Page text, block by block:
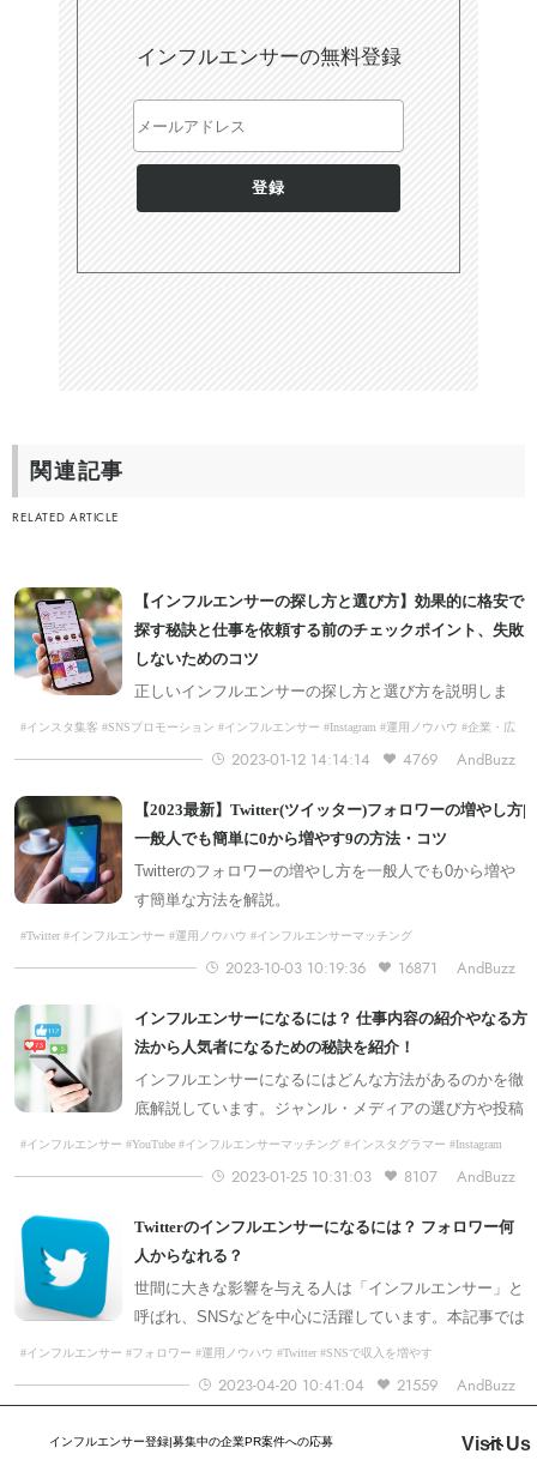
インフルエンサー登録|募集中の企業PR案件への応募 Visit Us
関連記事
RELATED ARTICLE
【インフルエンサーの探し方と選び方】効果的に格安で
探す秘訣と仕事を依頼する前のチェックポイント、失敗
しないためのコツ
正しいインフルエンサーの探し方と選び方を説明しま
す。まず、インフルエンサーの探し方を説明。その後、
効率的かつ効果的にインフルエンサーを選定するための
ないインフルエンサーとの正しい付き合い方で締めくく
ります。
#インスタ集客 #SNSプロモーション #インフルエンサー #Instagram #運用ノウハウ #企業・広
2023-01-12 14:14:14 4769 AndBuzz
【2023最新】Twitter(ツイッター)フォロワーの増やし方|
一般人でも簡単に0から増やす9の方法・コツ
Twitterのフォロワーの増やし方を一般人でも0から増や
す簡単な方法を解説。
#Twitter #インフルエンサー #運用ノウハウ #インフルエンサーマッチング
2023-10-03 10:19:36 16871 AndBuzz
インフルエンサーになるには？ 仕事内容の紹介やなる方
法から人気者になるための秘訣を紹介！
インフルエンサーになるにはどんな方法があるのかを徹
底解説しています。ジャンル・メディアの選び方や投稿
のコツ、さらには、案件を獲得するためのとっておきの
方法も伝授します。インフルエンサーを目指している方
#インフルエンサー #YouTube #インフルエンサーマッチング #インスタグラマー #Instagram
2023-01-25 10:31:03 8107 AndBuzz
Twitterのインフルエンサーになるには？ フォロワー何
人からなれる？
世間に大きな影響を与える人は「インフルエンサー」と
呼ばれ、SNSなどを中心に活躍しています。本記事では
SNSの中でもTwitterに焦点を当て、Twitterで人気のイン
フルエンサーになる方法やメリットに加え、実際に活躍
しているインフルエンサーについても紹介します。
#インフルエンサー #フォロワー #運用ノウハウ #Twitter #SNSで収入を増やす
2023-04-20 10:41:04 21559 AndBuzz
インフルエンサー採用とは？ フォロワーが多いと就職に